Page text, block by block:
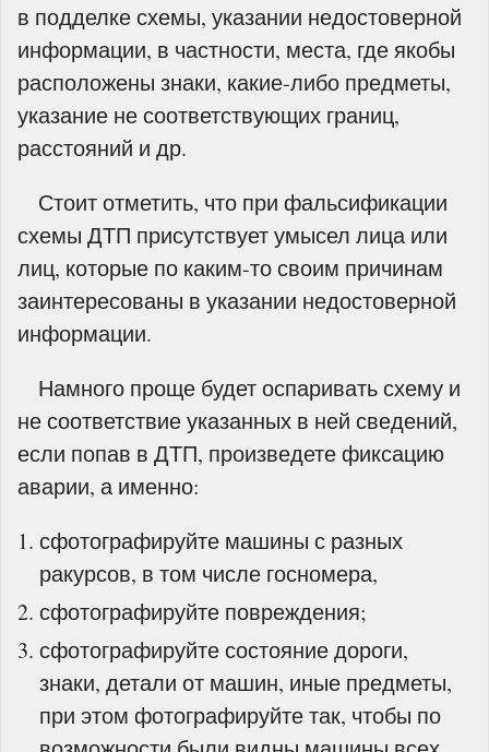
в подделке схемы, указании недостоверной
информации, в частности, места, где якобы
расположены знаки, какие-либо предметы,
указание не соответствующих границ,
расстояний и др.
Стоит отметить, что при фальсификации
схемы ДТП присутствует умысел лица или
лиц, которые по каким-то своим причинам
заинтересованы в указании недостоверной
информации.
Намного проще будет оспаривать схему и
не соответствие указанных в ней сведений,
если попав в ДТП, произведете фиксацию
аварии, а именно:
сфотографируйте машины с разных
ракурсов, в том числе госномера,
сфотографируйте повреждения;
сфотографируйте состояние дороги,
знаки, детали от машин, иные предметы,
при этом фотографируйте так, чтобы по